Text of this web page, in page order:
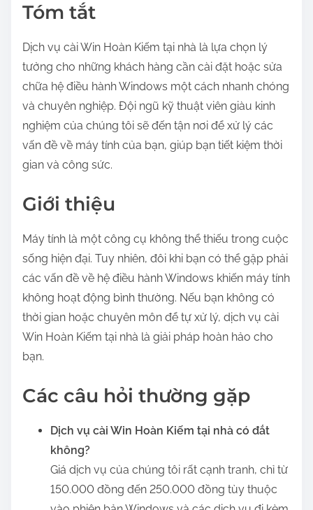
t
n
:
Tóm tắt
Dịch vụ cài Win Hoàn Kiếm tại nhà là lựa chọn lý
tưởng cho những khách hàng cần cài đặt hoặc sửa
chữa hệ điều hành Windows một cách nhanh chóng
và chuyên nghiệp. Đội ngũ kỹ thuật viên giàu kinh
nghiệm của chúng tôi sẽ đến tận nơi để xử lý các
vấn đề về máy tính của bạn, giúp bạn tiết kiệm thời
gian và công sức.
Giới thiệu
Máy tính là một công cụ không thể thiếu trong cuộc
sống hiện đại. Tuy nhiên, đôi khi bạn có thể gặp phải
các vấn đề về hệ điều hành Windows khiến máy tính
không hoạt động bình thường. Nếu bạn không có
thời gian hoặc chuyên môn để tự xử lý, dịch vụ cài
Win Hoàn Kiếm tại nhà là giải pháp hoàn hảo cho
bạn.
Các câu hỏi thường gặp
Dịch vụ cài Win Hoàn Kiếm tại nhà có đắt
không?
Giá dịch vụ của chúng tôi rất cạnh tranh, chỉ từ
150.000 đồng đến 250.000 đồng tùy thuộc